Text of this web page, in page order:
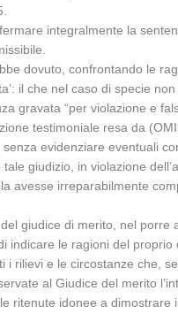
integralmente la
dovuto, confrontando le
il che nel caso di specie non
gravata “per violazione e
testimoniale resa da
evidenziare eventuali
giudizio, in violazione
avesse irreparabilmente
giudice di merito, nel
indicare le ragioni del
rilievi e le circostanze che,
al Giudice del merito
ritenute idonee a